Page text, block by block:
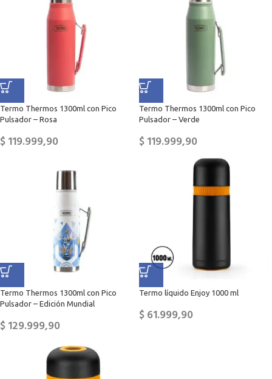
Termo Thermos 1300ml con Pico
Pulsador – Rosa
$119.999,90
Termo Thermos 1300ml con Pico
Pulsador – Verde
$119.999,90
Termo Thermos 1300ml con Pico
Pulsador – Edición Mundial
$129.999,90
Termo líquido Enjoy 1000 ml
$61.999,90